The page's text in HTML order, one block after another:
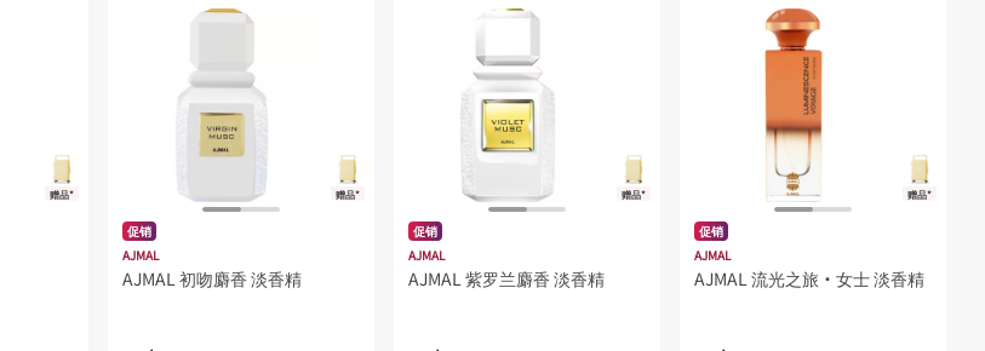
赠品* 赠品*
促销
AJMAL
AJMAL 初吻麝香 淡香精
赠品*
促销
AJMAL
AJMAL 紫罗兰麝香 淡香精
赠品*
促销
AJMAL
AJMAL 流光之旅·女士 淡香精